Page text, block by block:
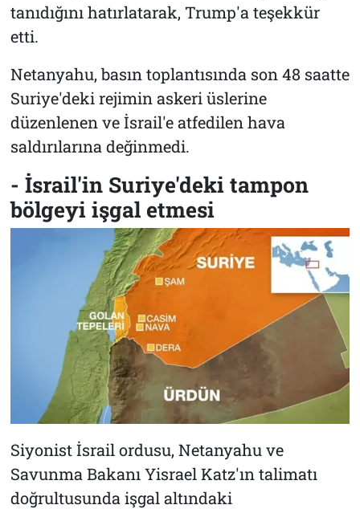
tanıdığını hatırlatarak, Trump'a teşekkür
etti.
Netanyahu, basın toplantısında son 48 saatte
Suriye'deki rejimin askeri üslerine
düzenlenen ve İsrail'e atfedilen hava
saldırılarına değinmedi.
- İsrail'in Suriye'deki tampon
bölgeyi işgal etmesi
Siyonist İsrail ordusu, Netanyahu ve
Savunma Bakanı Yisrael Katz'ın talimatı
doğrultusunda işgal altındaki